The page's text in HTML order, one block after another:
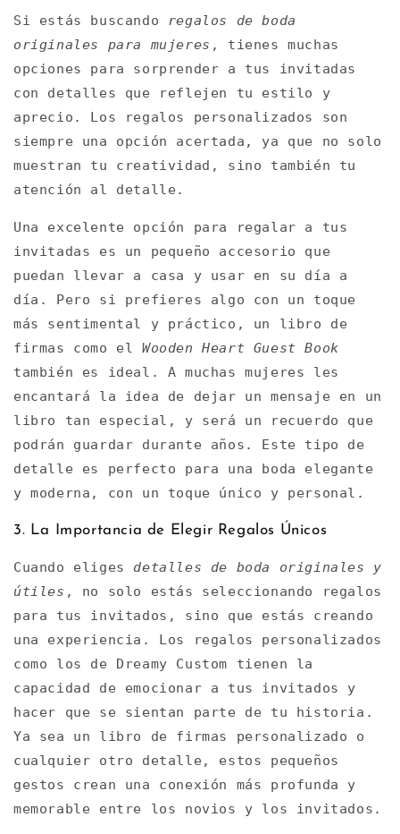
Si estás buscando regalos de boda
originales para mujeres , tienes muchas
opciones para sorprender a tus invitadas
con detalles que reflejen tu estilo y
aprecio. Los regalos personalizados son
siempre una opción acertada, ya que no solo
muestran tu creatividad, sino también tu
atención al detalle.
Una excelente opción para regalar a tus
invitadas es un pequeño accesorio que
puedan llevar a casa y usar en su día a
día. Pero si prefieres algo con un toque
más sentimental y práctico, un libro de
firmas como el Wooden Heart Guest Book
también es ideal. A muchas mujeres les
encantará la idea de dejar un mensaje en un
libro tan especial, y será un recuerdo que
podrán guardar durante años. Este tipo de
detalle es perfecto para una boda elegante
y moderna, con un toque único y personal.
3. La Importancia de Elegir Regalos Únicos
Cuando eliges detalles de boda originales y
útiles , no solo estás seleccionando regalos
para tus invitados, sino que estás creando
una experiencia. Los regalos personalizados
como los de Dreamy Custom tienen la
capacidad de emocionar a tus invitados y
hacer que se sientan parte de tu historia.
Ya sea un libro de firmas personalizado o
cualquier otro detalle, estos pequeños
gestos crean una conexión más profunda y
memorable entre los novios y los invitados.